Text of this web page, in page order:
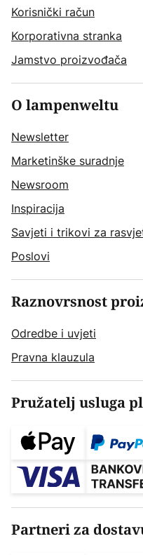
Korisnički račun
Korporativna stranka
Jamstvo proizvođača
O lampenweltu
Newsletter
Marketinške suradnje
Newsroom
Inspiracija
Savjeti i trikovi za
Poslovi
Raznovrsnost
Odredbe i uvjeti
Pravna klauzula
Pružatelj usluga
Partneri za